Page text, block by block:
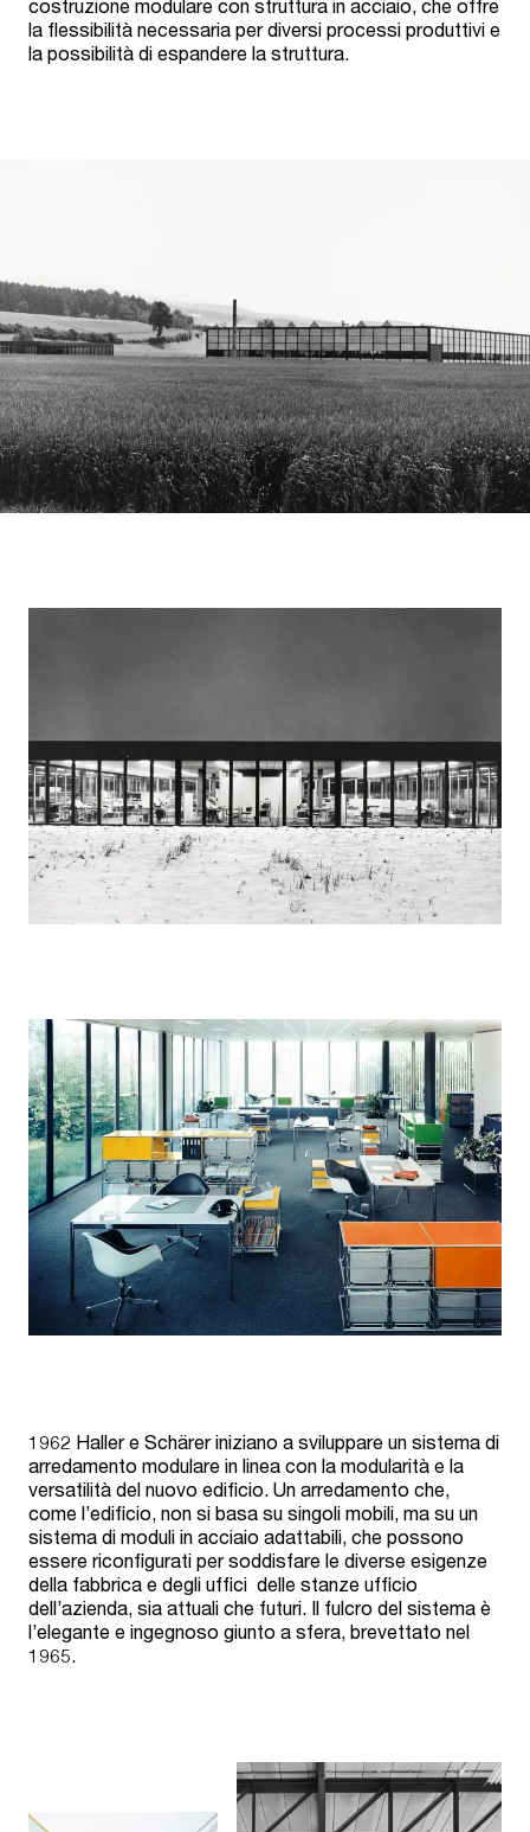
costruzione modulare con struttura in acciaio, che offre
la flessibilità necessaria per diversi processi produttivi e
la possibilità di espandere la struttura.
1962 Haller e Schärer iniziano a sviluppare un sistema di
arredamento modulare in linea con la modularità e la
versatilità del nuovo edificio. Un arredamento che,
come l’edificio, non si basa su singoli mobili, ma su un
sistema di moduli in acciaio adattabili, che possono
essere riconfigurati per soddisfare le diverse esigenze
della fabbrica e degli uffici delle stanze ufficio
dell’azienda, sia attuali che futuri. Il fulcro del sistema è
l’elegante e ingegnoso giunto a sfera, brevettato nel
1965.